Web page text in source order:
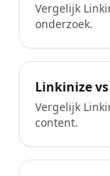
Vergelijk
onderzoek.
Linkinize
Vergelijk
content.